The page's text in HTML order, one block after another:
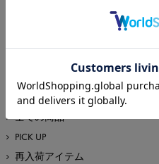
RECOMMEND ITEM
新着・おすすめから探す
全ての商品
PICK UP
再入荷アイテム